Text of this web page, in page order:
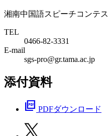
湘南中国語スピーチコンテ
TEL
0466-82-3331
E-mail
sgs-pro@gr.tama.ac.jp
添付資料
picture_as_pdf PDFダウンロード